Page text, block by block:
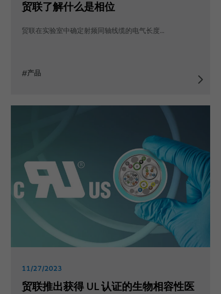
贸联了解什么是相位
贸联在实验室中确定射频同轴线缆的电气长度...
#产品
11/27/2023
贸联推出获得 UL 认证的生物相容性医